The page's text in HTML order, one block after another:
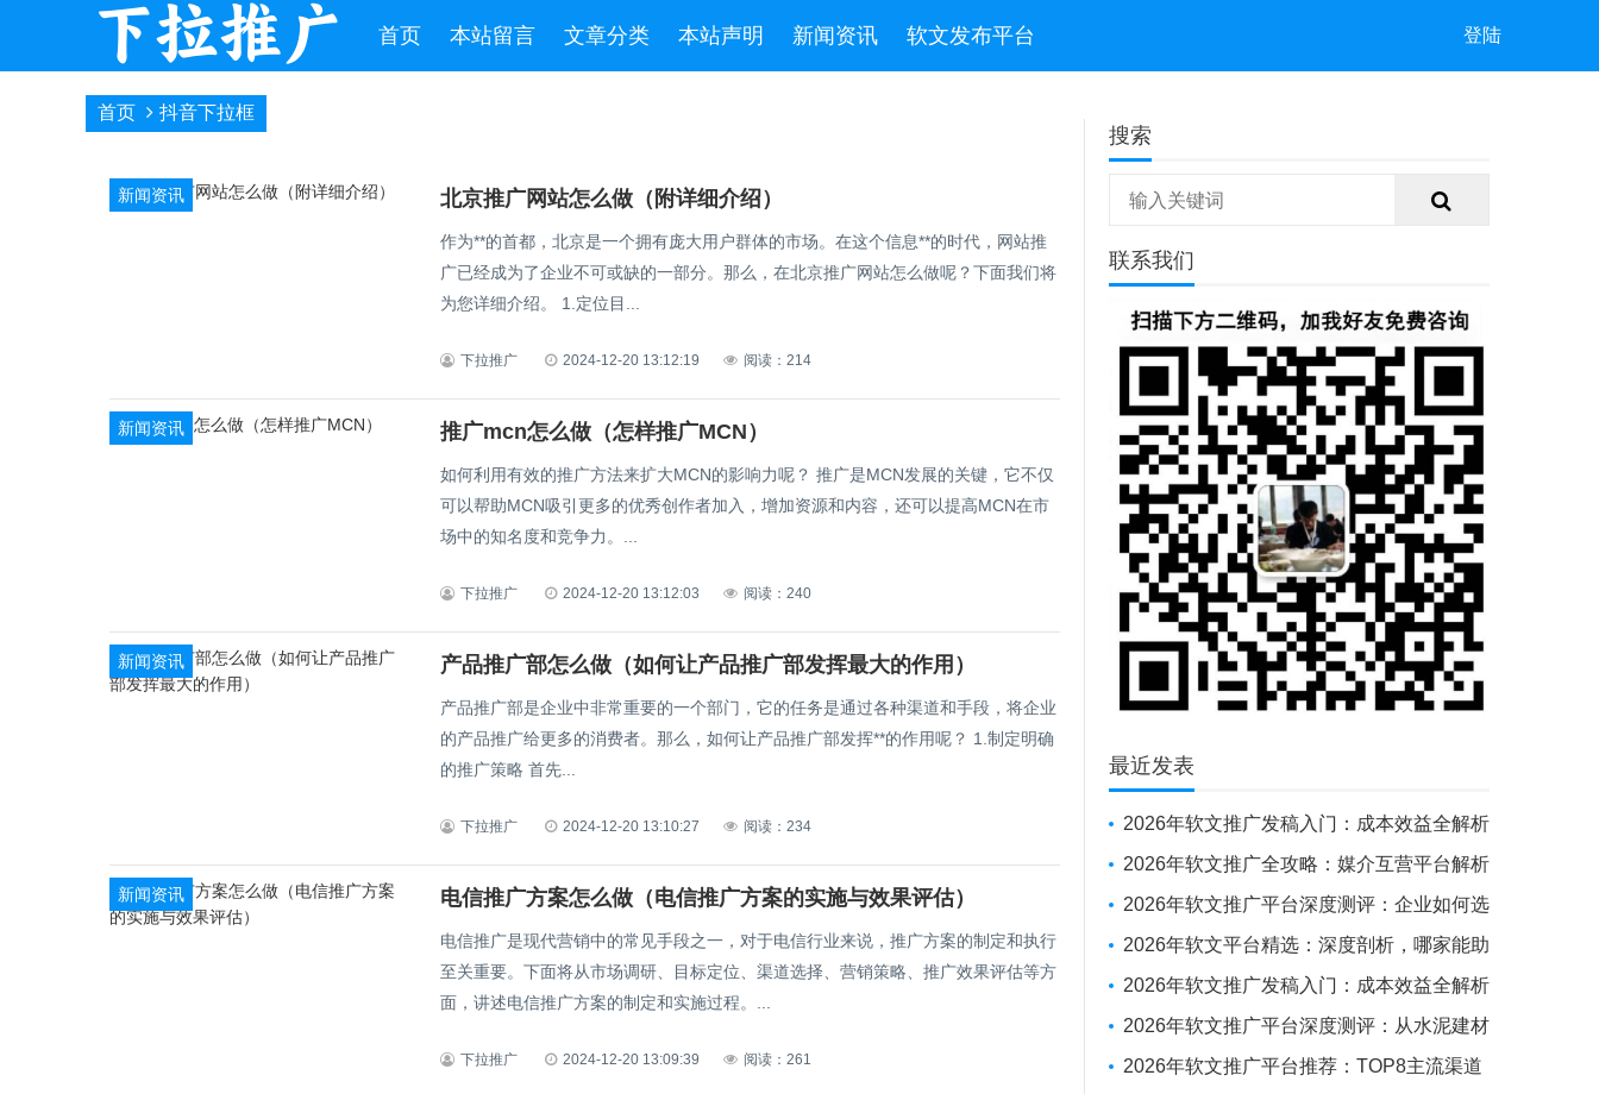
首页 本站留言 文章分类 本站声明 新闻资讯 软文发布平台 登陆
首页 抖音下拉框
新闻资讯 北京推广网站怎么做（附详细介绍）
作为**的首都，北京是一个拥有庞大用户群体的市场。在这个信息**的时代，网站推
广已经成为了企业不可或缺的一部分。那么，在北京推广网站怎么做呢？下面我们将
为您详细介绍。 1.定位目...
下拉推广 2024-12-20 13:12:19 阅读：214
新闻资讯 推广mcn怎么做（怎样推广MCN）
如何利用有效的推广方法来扩大MCN的影响力呢？ 推广是MCN发展的关键，它不仅
可以帮助MCN吸引更多的优秀创作者加入，增加资源和内容，还可以提高MCN在市
场中的知名度和竞争力。...
下拉推广 2024-12-20 13:12:03 阅读：240
新闻资讯 产品推广部怎么做（如何让产品推广部发挥最大的作用）
产品推广部是企业中非常重要的一个部门，它的任务是通过各种渠道和手段，将企业
的产品推广给更多的消费者。那么，如何让产品推广部发挥**的作用呢？ 1.制定明确
的推广策略 首先...
下拉推广 2024-12-20 13:10:27 阅读：234
新闻资讯 电信推广方案怎么做（电信推广方案的实施与效果评估）
电信推广是现代营销中的常见手段之一，对于电信行业来说，推广方案的制定和执行
至关重要。下面将从市场调研、目标定位、渠道选择、营销策略、推广效果评估等方
面，讲述电信推广方案的制定和实施过程。...
下拉推广 2024-12-20 13:09:39 阅读：261
搜索
联系我们
最近发表
2026年软文推广发稿入门：成本效益全解析
与新手操作指南
2026年软文推广全攻略：媒介互营平台解析
+避坑实战经验
2026年软文推广平台深度测评：企业如何选
对“伙伴”，实现品牌曝光与SEO优化的双重突
围
2026年软文平台精选：深度剖析，哪家能助
力企业抢占传播制高点？
2026年软文推广发稿入门：成本效益全解析
与新手操作指南
2026年软文推广平台深度测评：从水泥建材
投放到全球化布局，如何选择你的“媒体发稿
2026年软文推广平台推荐：TOP8主流渠道